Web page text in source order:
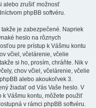
alebo zrušiť možnosť
phpBB softvéru.
je zabezpečené. Napriek
heslo na rôznych
pre prístup k Vášmu kontu
včiel, včelárenie, včelie
si ho, prosím, chráňte. Nik v
chov včiel, včelárenie, včelie
alebo akoukoľvek 3.
žiadať od Vás Vaše heslo. V
Vášmu kontu, môžete použiť
v rámci phpBB softvéru.